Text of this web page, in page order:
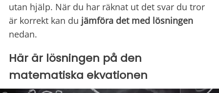
utan hjälp. När du har räknat ut det svar du tror
är korrekt kan du jämföra det med lösningen
nedan.
Här är lösningen på den
matematiska ekvationen